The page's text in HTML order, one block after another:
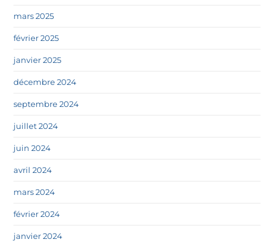
mars 2025
février 2025
janvier 2025
décembre 2024
septembre 2024
juillet 2024
juin 2024
avril 2024
mars 2024
février 2024
janvier 2024